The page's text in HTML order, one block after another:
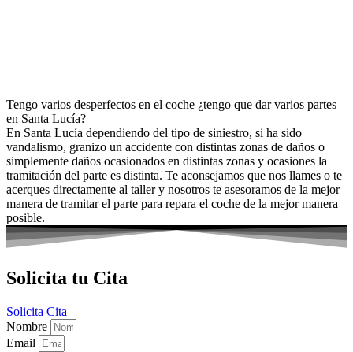
Tengo varios desperfectos en el coche ¿tengo que dar varios partes
en Santa Lucía?
En Santa Lucía dependiendo del tipo de siniestro, si ha sido
vandalismo, granizo un accidente con distintas zonas de daños o
simplemente daños ocasionados en distintas zonas y ocasiones la
tramitación del parte es distinta. Te aconsejamos que nos llames o te
acerques directamente al taller y nosotros te asesoramos de la mejor
manera de tramitar el parte para repara el coche de la mejor manera
posible.
Solicita tu Cita
Solicita Cita
Nombre
Email